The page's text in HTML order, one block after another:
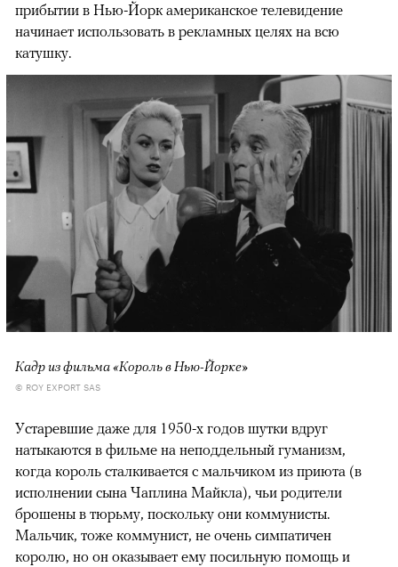
прибытии в Нью-Йорк американское телевидение
начинает использовать в рекламных целях на всю
катушку.
Кадр из фильма «Король в Нью-Йорке»
© ROY EXPORT SAS
Устаревшие даже для 1950-х годов шутки вдруг
натыкаются в фильме на неподдельный гуманизм,
когда король сталкивается с мальчиком из приюта (в
исполнении сына Чаплина Майкла), чьи родители
брошены в тюрьму, поскольку они коммунисты.
Мальчик, тоже коммунист, не очень симпатичен
королю, но он оказывает ему посильную помощь и